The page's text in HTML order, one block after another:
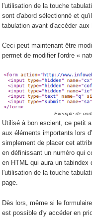
l'utilisation de la touche
sont d'abord sélectionné et
tabulation avant d'accéder
Ceci peut maintenant être
permet de modifier l'ordre «
Exemple de
Utilisé à bon escient, ce petit
aux éléments importants lors
simplement de placer cet
en définissant un numéro qui
en HTML qui aura un tabindex
l'utilisation de la touche
page.
Dès lors, même si le
est possible d'y accéder en